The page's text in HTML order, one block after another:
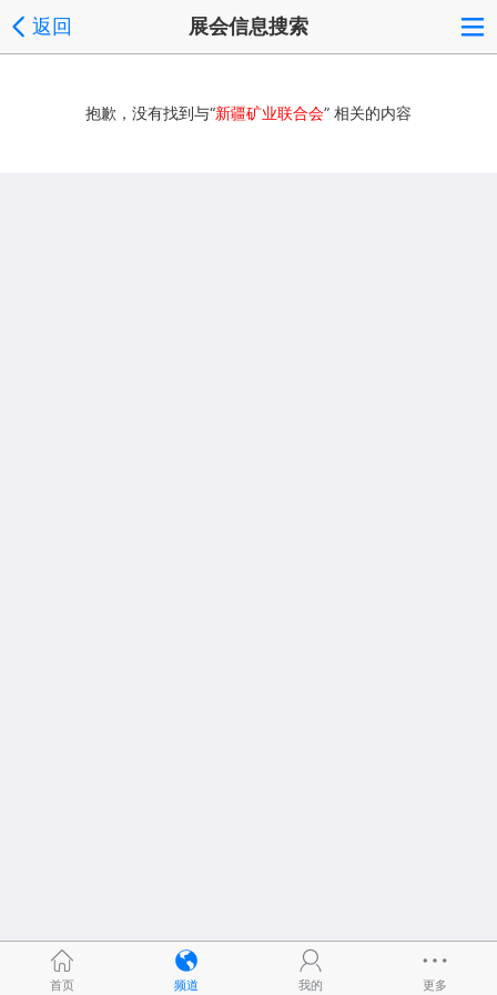
返回 展会信息搜索
抱歉，没有找到与“新疆矿业联合会” 相关的内容
首页 频道 我的 更多